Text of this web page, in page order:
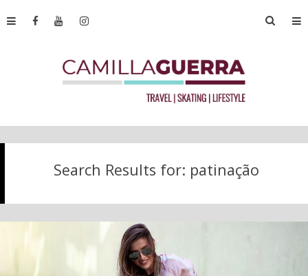
Search Results for: patinação